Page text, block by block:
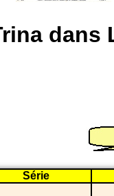
dans
Série